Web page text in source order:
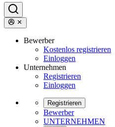
Bewerber
Kostenlos registrieren
Einloggen
Unternehmen
Registrieren
Einloggen
Registrieren
Bewerber
UNTERNEHMEN